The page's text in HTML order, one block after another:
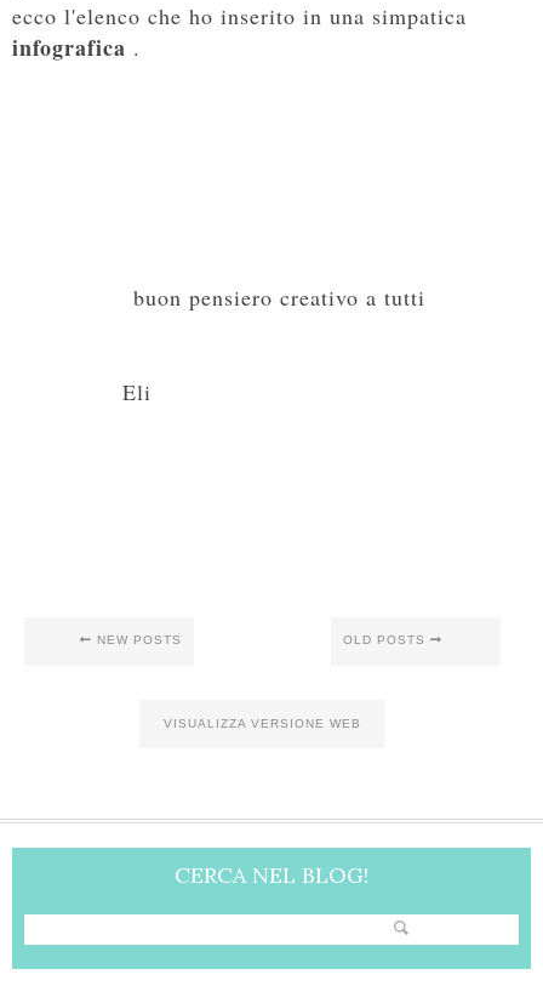
ecco l'elenco che ho inserito in una simpatica
infografica .
buon pensiero creativo a tutti
Eli
NEW POSTS OLD POSTS
VISUALIZZA VERSIONE WEB
CERCA NEL BLOG!